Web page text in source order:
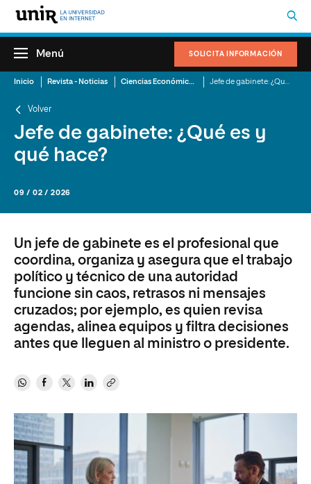
SOLICITA INFORMACIÓN
Menú
Inicio Revista - Noticias Ciencias Económicas y Administrativas
Volver
Jefe de gabinete: ¿Qué es y
qué hace?
09 / 02 / 2026
Un jefe de gabinete es el profesional que
coordina, organiza y asegura que el trabajo
político y técnico de una autoridad
funcione sin caos, retrasos ni mensajes
cruzados; por ejemplo, es quien revisa
agendas, alinea equipos y filtra decisiones
antes que lleguen al ministro o presidente.